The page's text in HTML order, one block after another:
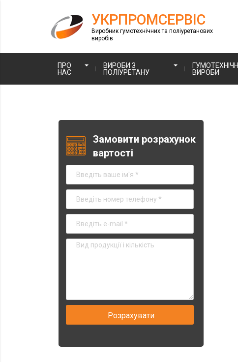
УКРПРОМСЕРВІС
Виробник гумотехнічних та поліуретанових
виробів
ПРО
НАС
ВИРОБИ З
ПОЛІУРЕТАНУ
ГУМОТЕХНІЧНІ
ВИРОБИ
Замовити розрахунок
вартості